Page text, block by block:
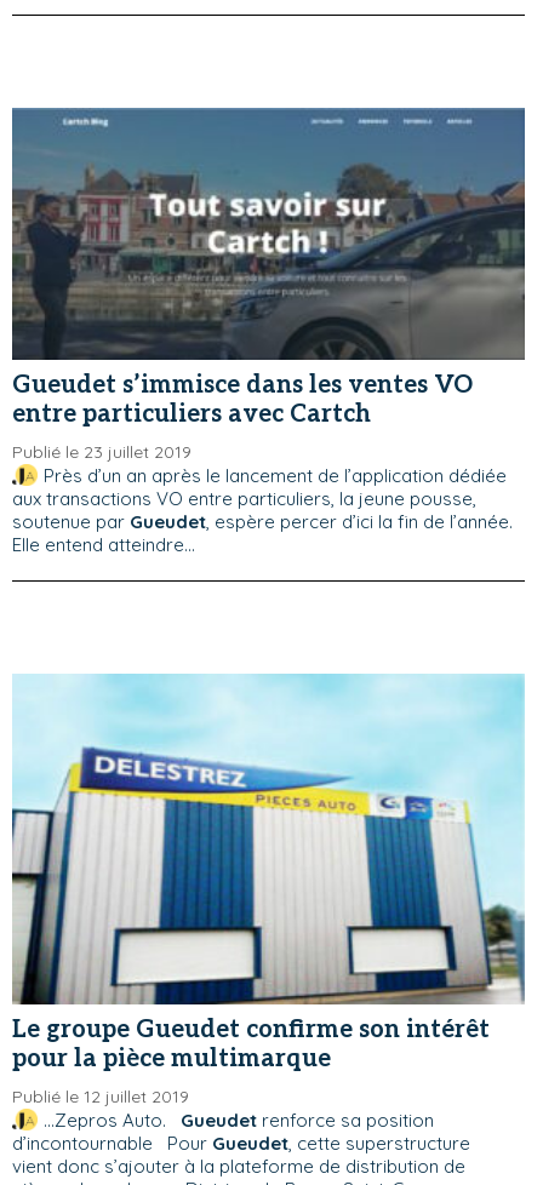
Gueudet s’immisce dans les ventes VO
entre particuliers avec Cartch
Publié le 23 juillet 2019
Près d’un an après le lancement de l’application dédiée
aux transactions VO entre particuliers, la jeune pousse,
soutenue par Gueudet , espère percer d’ici la fin de l’année.
Elle entend atteindre...
Le groupe Gueudet confirme son intérêt
pour la pièce multimarque
Publié le 12 juillet 2019
...Zepros Auto. Gueudetrenforce sa position
d’incontournable Pour Gueudet, cette superstructure
vient donc s’ajouter à la plateforme de distribution de